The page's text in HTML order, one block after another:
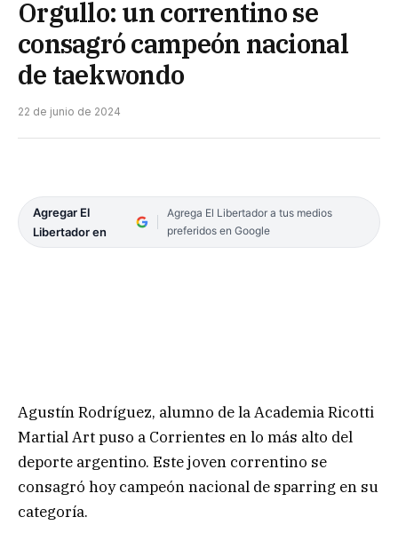
Orgullo: un correntino se
consagró campeón nacional
de taekwondo
22 de junio de 2024
Agregar El
Libertador en
Agrega El Libertador a tus medios
preferidos en Google
Agustín Rodríguez, alumno de la Academia Ricotti
Martial Art puso a Corrientes en lo más alto del
deporte argentino. Este joven correntino se
consagró hoy campeón nacional de sparring en su
categoría.